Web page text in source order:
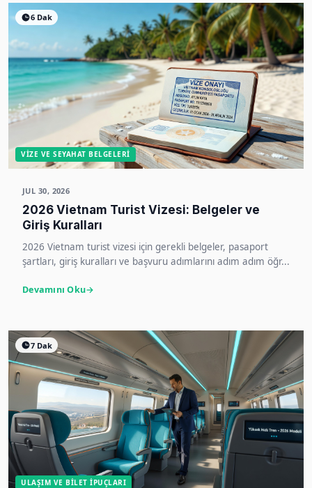
6 Dak
VIZE VE SEYAHAT BELGELERI
JUL 30, 2026
2026 Vietnam Turist Vizesi: Belgeler ve
Giriş Kuralları
2026 Vietnam turist vizesi için gerekli belgeler, pasaport
şartları, giriş kuralları ve başvuru adımlarını adım adım öğr...
Devamını Oku
7 Dak
ULAŞIM VE BILET İPUÇLARI